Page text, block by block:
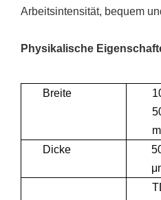
Arbeitsintensität, bequem
Physikalische
Breite
Dicke